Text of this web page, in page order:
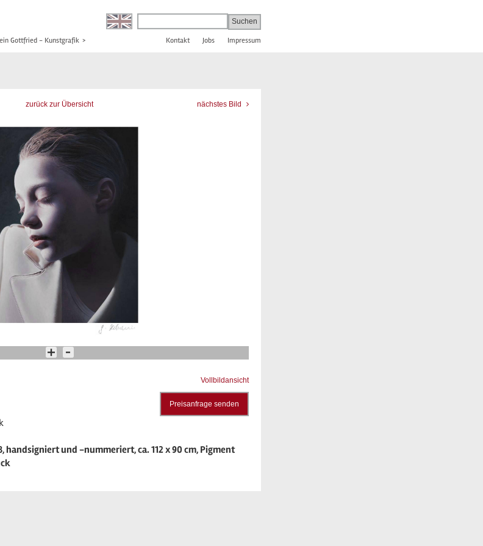
Gottfried - Kunstgrafik >
Kontakt Jobs Impressum
zurück zur Übersicht nächstes Bild
Vollbildansicht
Preisanfrage senden
handsigniert und -nummeriert, ca. 112 x 90 cm, Pigment